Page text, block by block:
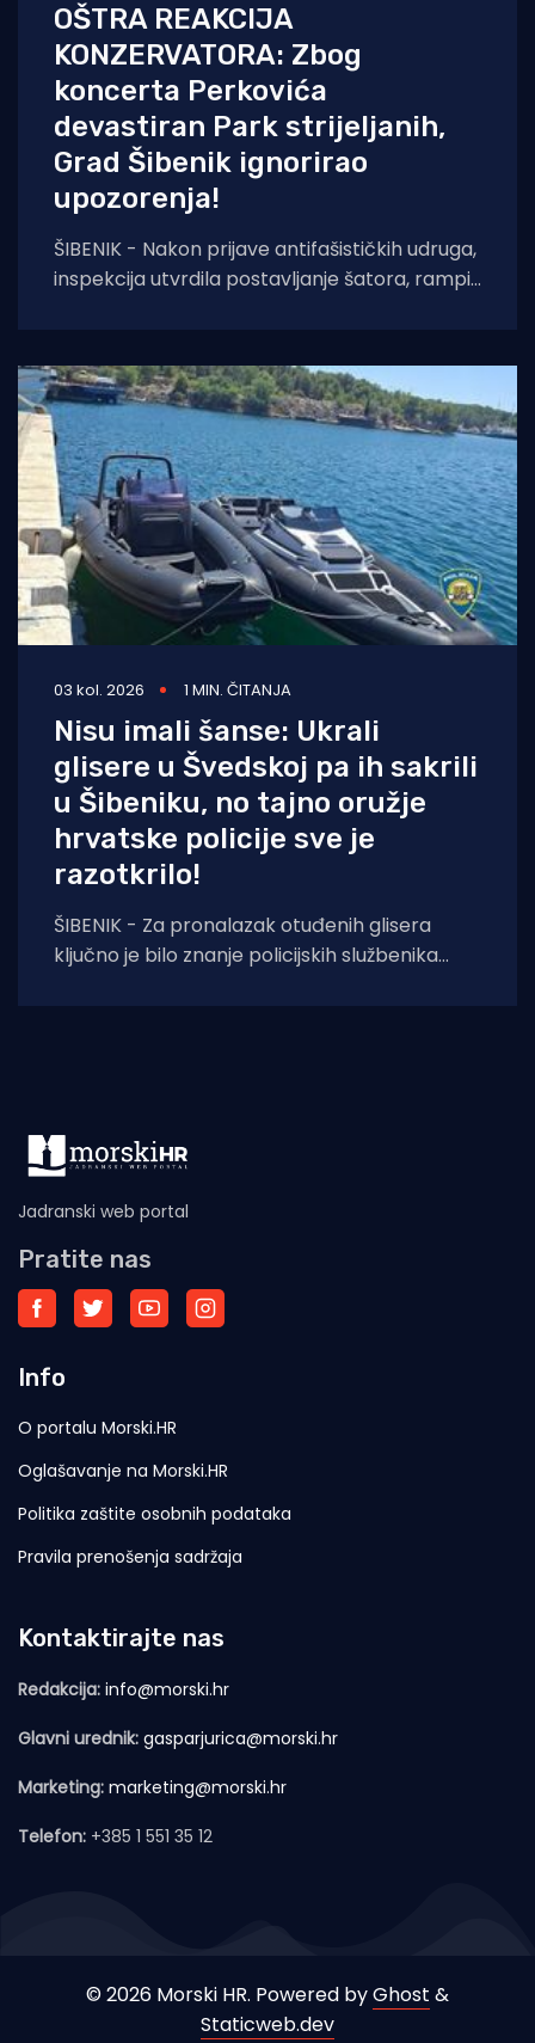
OŠTRA REAKCIJA
KONZERVATORA: Zbog
koncerta Perkovića
devastiran Park strijeljanih,
Grad Šibenik ignorirao
upozorenja!
ŠIBENIK - Nakon prijave antifašističkih udruga,
inspekcija utvrdila postavljanje šatora, rampi i
03 kol. 2026 1 MIN. ČITANJA
Nisu imali šanse: Ukrali
glisere u Švedskoj pa ih sakrili
u Šibeniku, no tajno oružje
hrvatske policije sve je
razotkrilo!
ŠIBENIK - Za pronalazak otuđenih glisera
ključno je bilo znanje policijskih službenika
Jadranski web portal
Pratite nas
Info
O portalu Morski.HR
Oglašavanje na Morski.HR
Politika zaštite osobnih podataka
Pravila prenošenja sadržaja
Kontaktirajte nas
Redakcija: info@morski.hr
Glavni urednik: gasparjurica@morski.hr
Marketing: marketing@morski.hr
Telefon: +385 1 551 35 12
© 2026 Morski HR. Powered byGhost &
Staticweb.dev